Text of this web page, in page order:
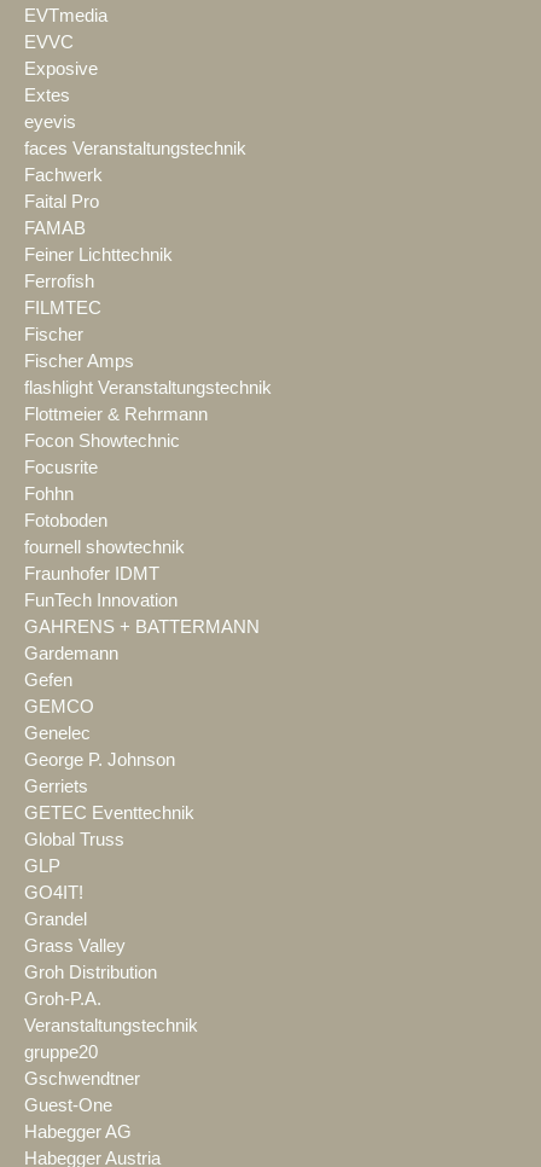
EVTmedia
EVVC
Exposive
Extes
eyevis
faces Veranstaltungstechnik
Fachwerk
Faital Pro
FAMAB
Feiner Lichttechnik
Ferrofish
FILMTEC
Fischer
Fischer Amps
flashlight Veranstaltungstechnik
Flottmeier & Rehrmann
Focon Showtechnic
Focusrite
Fohhn
Fotoboden
fournell showtechnik
Fraunhofer IDMT
FunTech Innovation
GAHRENS + BATTERMANN
Gardemann
Gefen
GEMCO
Genelec
George P. Johnson
Gerriets
GETEC Eventtechnik
Global Truss
GLP
GO4IT!
Grandel
Grass Valley
Groh Distribution
Groh-P.A.
Veranstaltungstechnik
gruppe20
Gschwendtner
Guest-One
Habegger AG
Habegger Austria